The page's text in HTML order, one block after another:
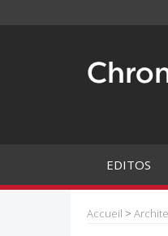
EDITOS
Accueil >